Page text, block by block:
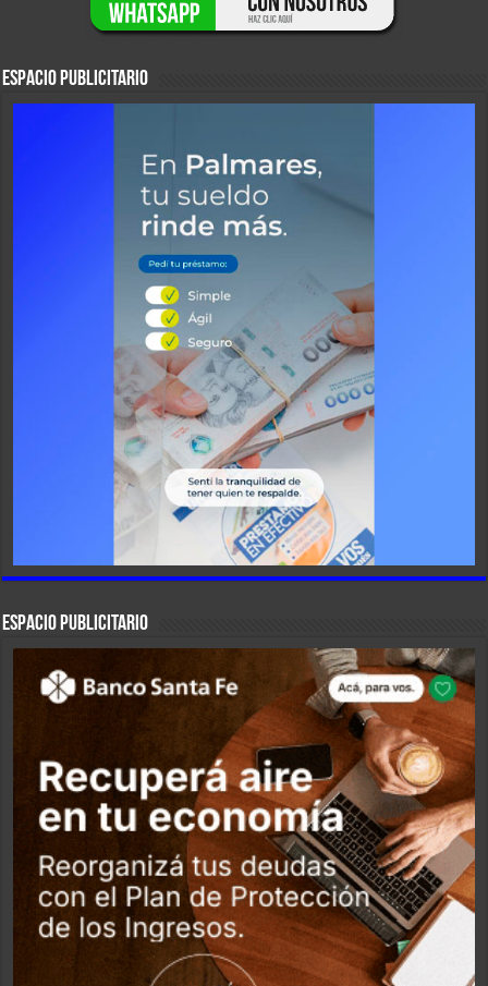
ESPACIO PUBLICITARIO
ESPACIO PUBLICITARIO